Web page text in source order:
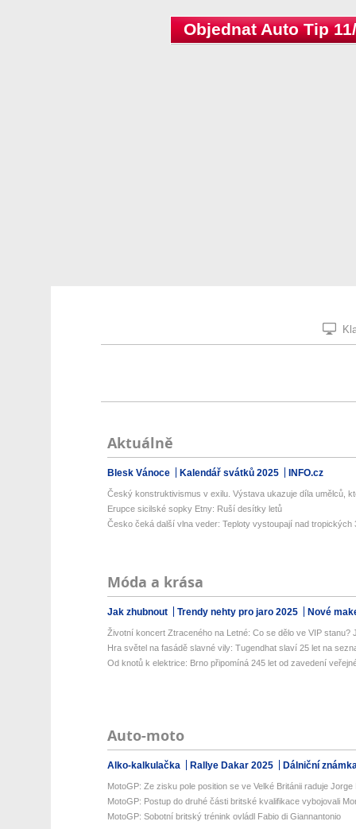
Objednat Auto Tip
Aktuálně
Blesk Vánoce Kalendář svátků 2025 INFO.cz
Český konstruktivismus v exilu. Výstava ukazuje díla umělců,
Erupce sicilské sopky Etny: Ruší desítky letů
Česko čeká další vlna veder: Teploty vystoupají nad tropických
Móda a krása
Jak zhubnout Trendy nehty pro jaro 2025 Nové
Životní koncert Ztraceného na Letné: Co se dělo ve VIP stanu?
Hra světel na fasádě slavné vily: Tugendhat slaví 25 let na
Od knotů k elektrice: Brno připomíná 245 let od zavedení
Auto-moto
Alko-kalkulačka Rallye Dakar 2025 Dálniční
MotoGP: Ze zisku pole position se ve Velké Británii raduje Jorge
MotoGP: Postup do druhé části britské kvalifikace vybojovali
MotoGP: Sobotní britský trénink ovládl Fabio di Giannantonio